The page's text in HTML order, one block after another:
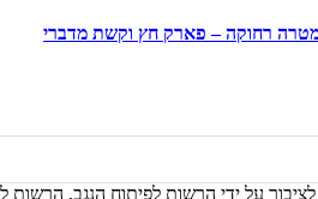
למטרה רחוקה – פארק חץ וקשת מדברי
על ידי הרשות לפיתוח הנגב,